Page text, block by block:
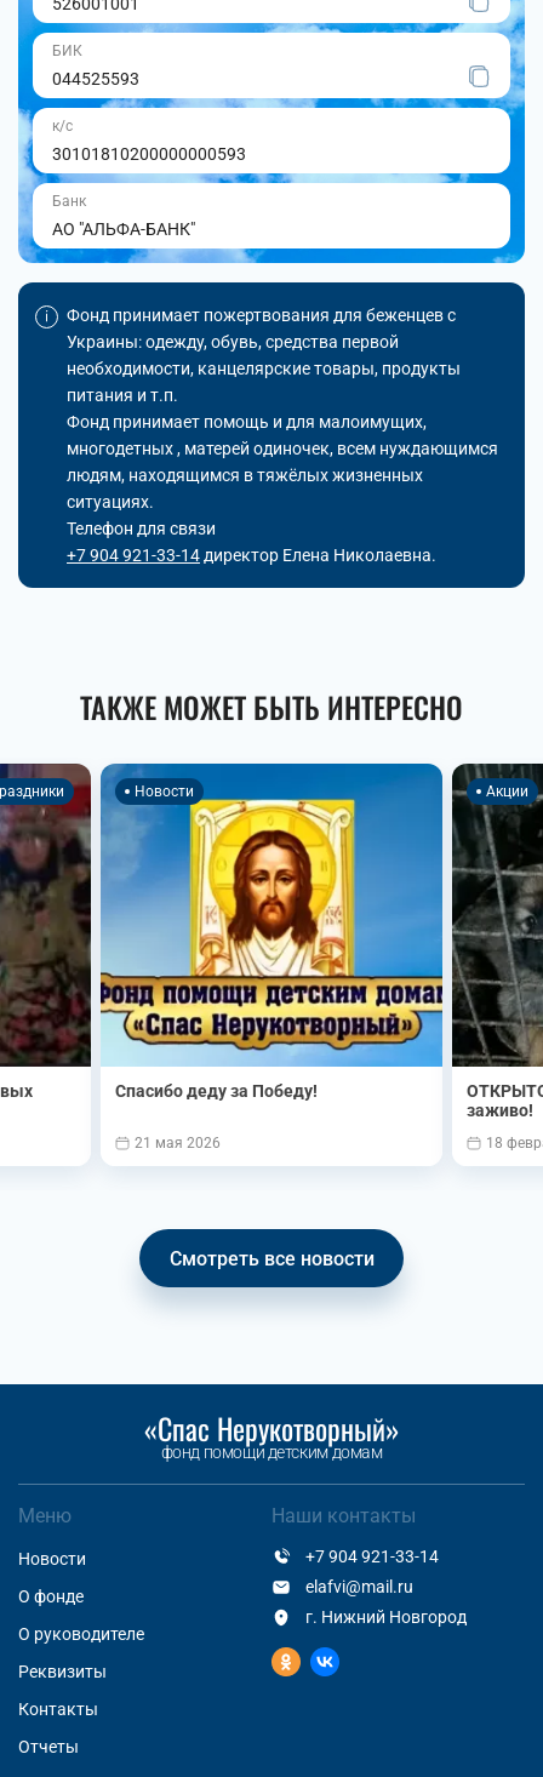
БИК
044525593
к/с
30101810200000000593
Банк
АО "АЛЬФА-БАНК"
Фонд принимает пожертвования для беженцев с
Украины: одежду, обувь, средства первой
необходимости, канцелярские товары, продукты
питания и т.п.
Фонд принимает помощь и для малоимущих,
многодетных , матерей одиночек, всем нуждающимся
людям, находящимся в тяжёлых жизненных
ситуациях.
Телефон для связи
+7 904 921-33-14 директор Елена Николаевна.
ТАКЖЕ МОЖЕТ БЫТЬ ИНТЕРЕСНО
Новости
Спасибо деду за Победу!
21 мая 2026
Акции
заживо!
18
Смотреть все новости
«Спас Нерукотворный»
фонд помощи детским домам
Меню
Новости
О фонде
О руководителе
Реквизиты
Контакты
Отчеты
Наши контакты
+7 904 921-33-14
elafvi@mail.ru
г. Нижний Новгород